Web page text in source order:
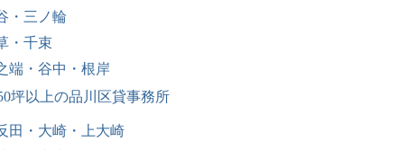
・三ノ輪
・千束
端・谷中・根岸
坪以上の品川区貸事務所
田・大崎・上大崎